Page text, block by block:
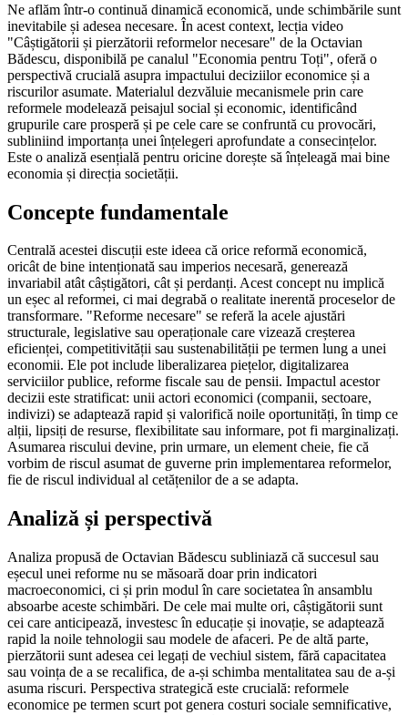
Ne aflăm într-o continuă dinamică economică, unde schimbările sunt
inevitabile și adesea necesare. În acest context, lecția video
"Câștigătorii și pierzătorii reformelor necesare" de la Octavian
Bădescu, disponibilă pe canalul "Economia pentru Toți", oferă o
perspectivă crucială asupra impactului deciziilor economice și a
riscurilor asumate. Materialul dezvăluie mecanismele prin care
reformele modelează peisajul social și economic, identificând
grupurile care prosperă și pe cele care se confruntă cu provocări,
subliniind importanța unei înțelegeri aprofundate a consecințelor.
Este o analiză esențială pentru oricine dorește să înțeleagă mai bine
economia și direcția societății.
Concepte fundamentale
Centrală acestei discuții este ideea că orice reformă economică,
oricât de bine intenționată sau imperios necesară, generează
invariabil atât câștigători, cât și perdanți. Acest concept nu implică
un eșec al reformei, ci mai degrabă o realitate inerentă proceselor de
transformare. "Reforme necesare" se referă la acele ajustări
structurale, legislative sau operaționale care vizează creșterea
eficienței, competitivității sau sustenabilității pe termen lung a unei
economii. Ele pot include liberalizarea piețelor, digitalizarea
serviciilor publice, reforme fiscale sau de pensii. Impactul acestor
decizii este stratificat: unii actori economici (companii, sectoare,
indivizi) se adaptează rapid și valorifică noile oportunități, în timp ce
alții, lipsiți de resurse, flexibilitate sau informare, pot fi marginalizați.
Asumarea riscului devine, prin urmare, un element cheie, fie că
vorbim de riscul asumat de guverne prin implementarea reformelor,
fie de riscul individual al cetățenilor de a se adapta.
Analiză și perspectivă
Analiza propusă de Octavian Bădescu subliniază că succesul sau
eșecul unei reforme nu se măsoară doar prin indicatori
macroeconomici, ci și prin modul în care societatea în ansamblu
absoarbe aceste schimbări. De cele mai multe ori, câștigătorii sunt
cei care anticipează, investesc în educație și inovație, se adaptează
rapid la noile tehnologii sau modele de afaceri. Pe de altă parte,
pierzătorii sunt adesea cei legați de vechiul sistem, fără capacitatea
sau voința de a se recalifica, de a-și schimba mentalitatea sau de a-și
asuma riscuri. Perspectiva strategică este crucială: reformele
economice pe termen scurt pot genera costuri sociale semnificative,